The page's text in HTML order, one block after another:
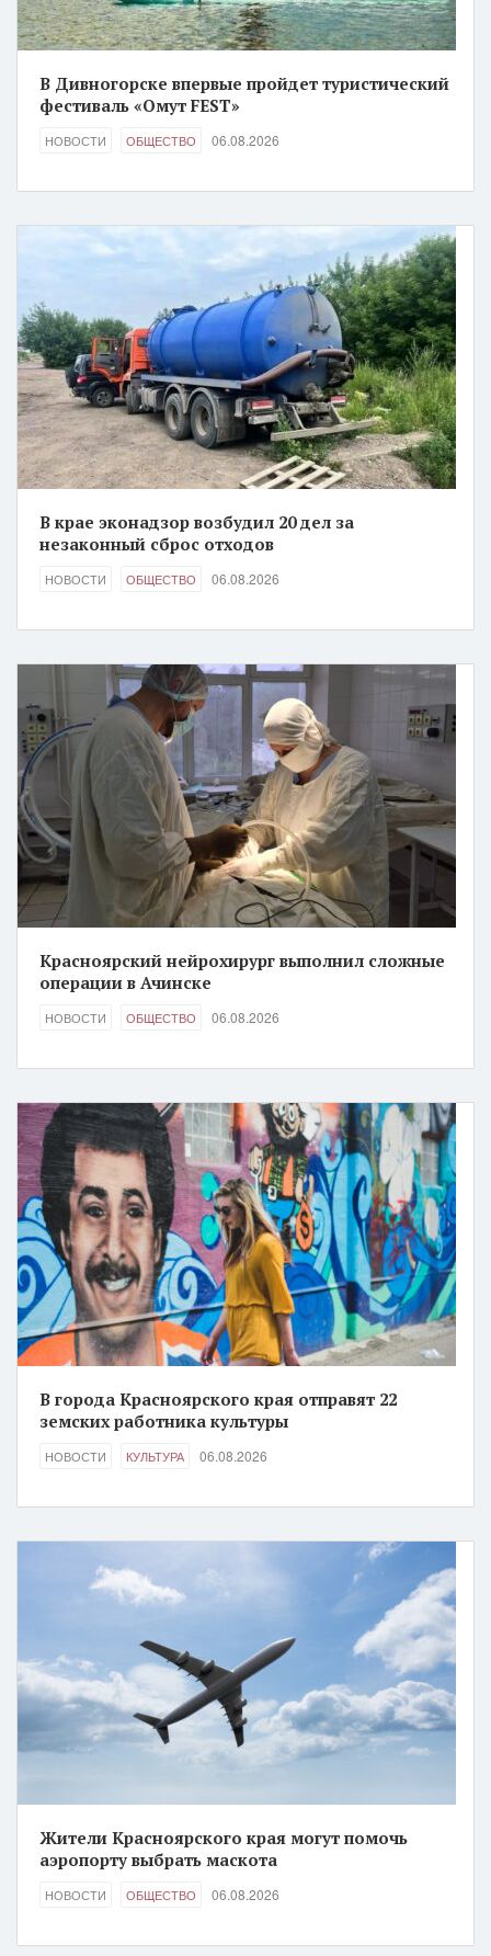
В Дивногорске впервые пройдет туристический
фестиваль «Омут FEST»
НОВОСТИ ОБЩЕСТВО 06.08.2026
В крае эконадзор возбудил 20 дел за
незаконный сброс отходов
НОВОСТИ ОБЩЕСТВО 06.08.2026
Красноярский нейрохирург выполнил сложные
операции в Ачинске
НОВОСТИ ОБЩЕСТВО 06.08.2026
В города Красноярского края отправят 22
земских работника культуры
НОВОСТИ КУЛЬТУРА 06.08.2026
Жители Красноярского края могут помочь
аэропорту выбрать маскота
НОВОСТИ ОБЩЕСТВО 06.08.2026